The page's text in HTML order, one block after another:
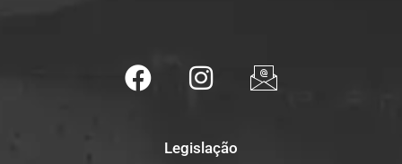
Legislação